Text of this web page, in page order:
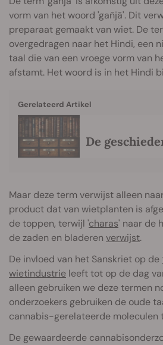
vorm van het woord 'gañjā'. Dit
preparaat gemaakt van wiet. De
overgedragen naar het Hindi, een
taal die van een vroege vorm van
afstamt. Het woord is in het Hindi
Gerelateerd Artikel
De
Maar deze term verwijst alleen
product dat van wietplanten is
de toppen, terwijl 'charas' naar de
de zaden en bladeren verwijst.
De invloed van het Sanskriet op de
wietindustrie leeft tot op de dag
alleen gebruiken we deze termen
onderzoekers gebruiken de oude
cannabis-gerelateerde moleculen
De gewaardeerde